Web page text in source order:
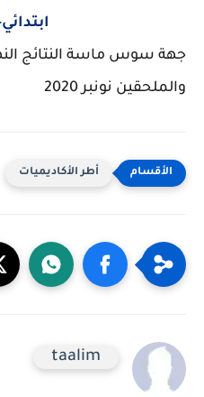
جهة سوس ماسة النتائج
والملحقين نونبر 2020
أطر الأكاديميات
taalim